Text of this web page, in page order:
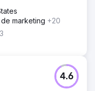
marketing +20
4.6